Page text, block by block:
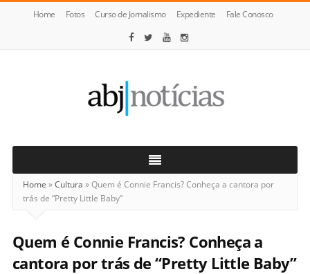
Home Fotos Curso de Jornalismo Expediente Fale Conosco
Notícias
Home »Cultura »Quem é Connie Francis? Conheça a cantora por
trás de “Pretty Little Baby”
Quem é Connie Francis? Conheça a
cantora por trás de “Pretty Little Baby”